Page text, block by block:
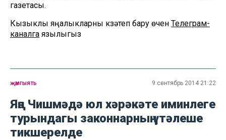
газетасы.
Кызыклы яңалыкларны күзәтеп бару өчен Телеграм-
каналга язылыгыз
җәмгыять 9 сентябрь 2014 21:22
Яңа Чишмәдә юл хәрәкәте иминлеге
турындагы законнарның үтәлеше
тикшерелде